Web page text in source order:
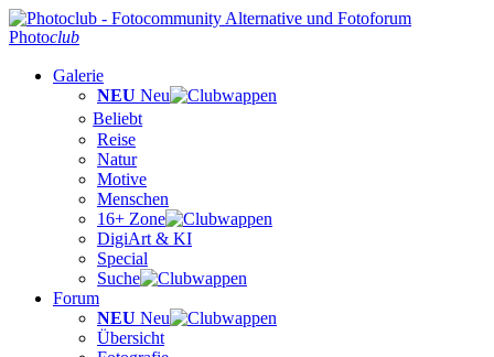
Photoclub
Galerie
NEU Neu
Beliebt
Reise
Natur
Motive
Menschen
16+ Zone
DigiArt & KI
Special
Suche
Forum
NEU Neu
Übersicht